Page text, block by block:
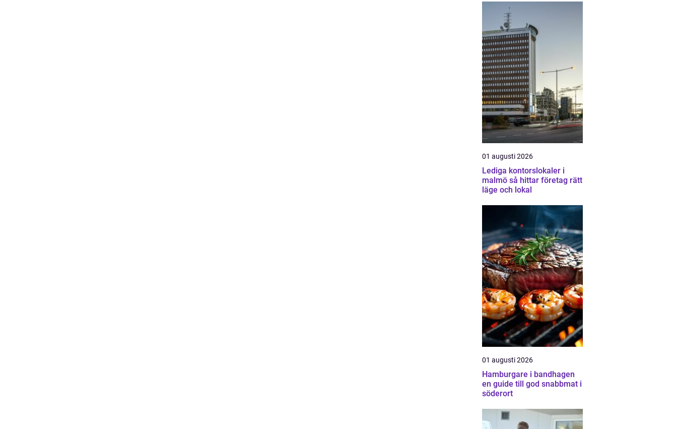
01 augusti 2026
Lediga kontorslokaler i
malmö så hittar företag rätt
läge och lokal
01 augusti 2026
Hamburgare i bandhagen
en guide till god snabbmat i
söderort